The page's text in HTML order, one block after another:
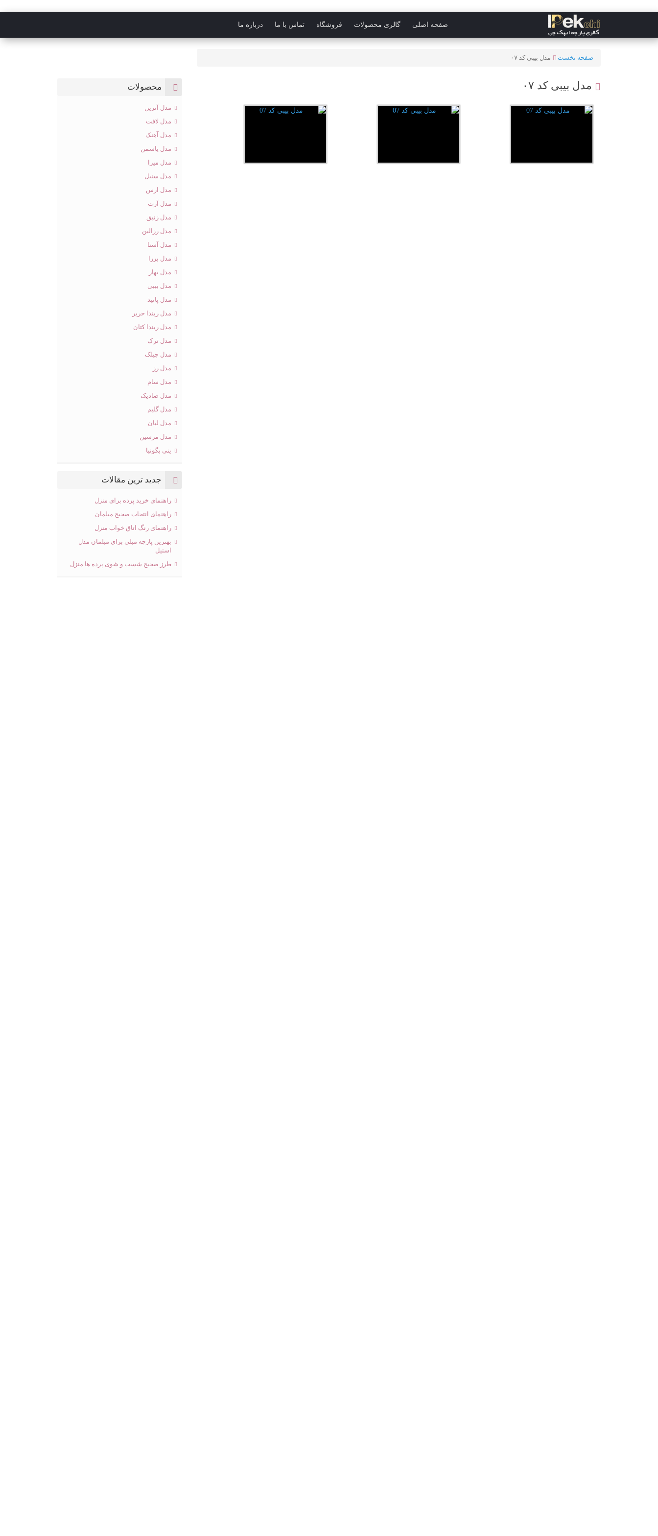
صفحه اصلی گالری محصولات فروشگاه تماس با ما درباره ما
صفحه نخست مدل بیبی کد ۰۷
مدل بیبی کد ۰۷ محصولات
مدل آترین
مدل لافت
مدل آهنک
مدل یاسمن
مدل میرا
مدل سنبل
مدل ارس
مدل آرت
مدل زنبق
مدل رزالین
مدل آسنا
مدل بررا
مدل بهار
مدل بیبی
مدل پانیذ
مدل ریندا حریر
مدل ریندا کتان
مدل ترک
مدل چیلک
مدل رز
مدل سام
مدل صادیک
مدل گلیم
مدل لیان
مدل مرسین
ینی بگونیا
جدید ترین مقالات
راهنمای خرید پرده برای منزل
راهنمای انتخاب صحیح مبلمان
راهنمای رنگ اتاق خواب منزل
بهترین پارچه مبلی برای مبلمان مدل
استیل
طرز صحیح شست و شوی پرده ها منزل